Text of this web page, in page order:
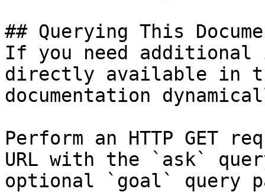
## Querying This
If you need
directly available in
documentation
Perform an HTTP GET
URL with the `ask`
optional `goal` query